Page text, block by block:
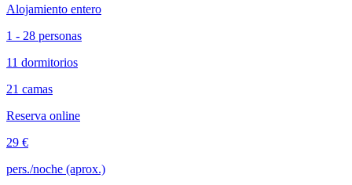
Alojamiento entero
1 - 28 personas
11 dormitorios
21 camas
Reserva online
29 €
pers./noche (aprox.)